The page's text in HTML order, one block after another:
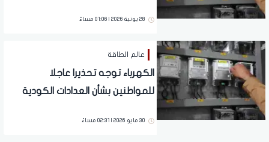
28 يونية 2026 | 01:06 مساءً
عالم الطاقة
الكهرباء توجه تحذيرا عاجلا
للمواطنين بشأن العدادات الكودية
30 مايو 2026 | 02:31 مساءً